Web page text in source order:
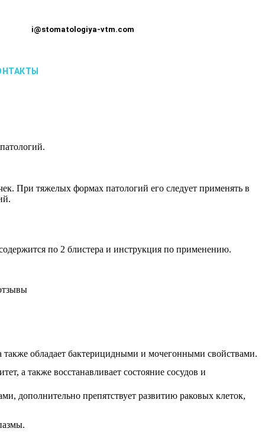
i@stomatologiya-vtm.com
При тяжелых формах патологий его следует применять в
по 2 блистера и инструкция по применению.
обладает бактерицидными и мочегонными свойствами.
а также восстанавливает состояние сосудов и
дополнительно препятствует развитию раковых клеток,